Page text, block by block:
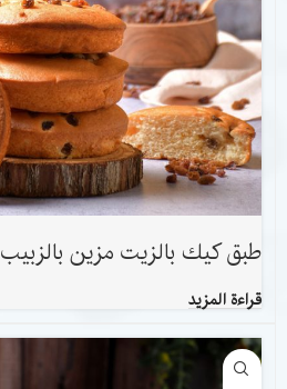
طبق كيك بالزيت مزين بالزبيب 90 جرام
قراءة المزيد